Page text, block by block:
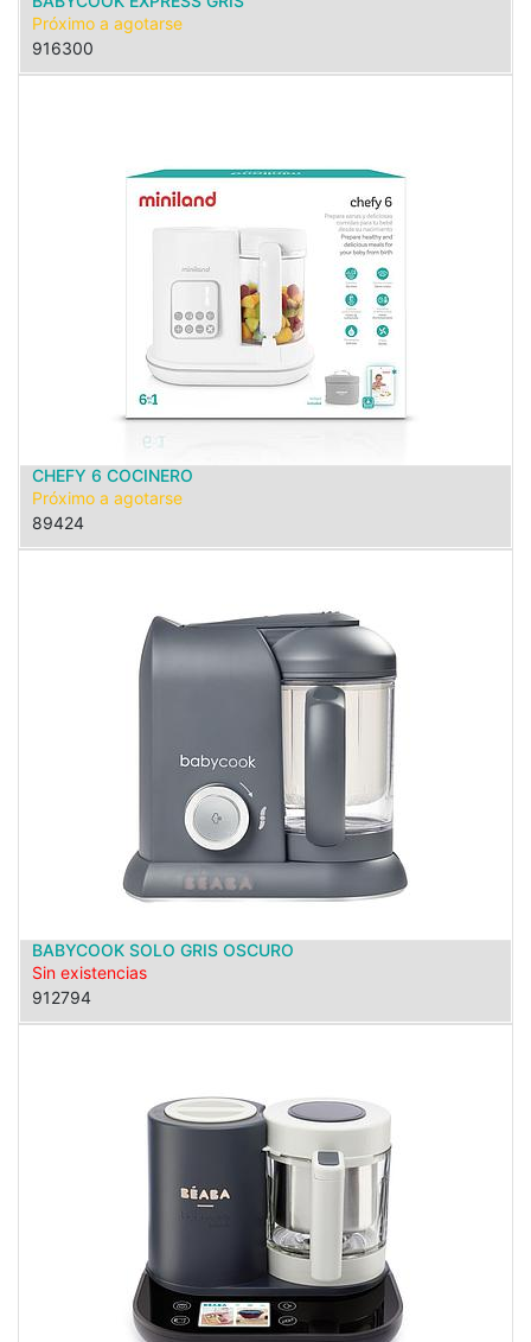
Próximo a agotarse
916300
CHEFY 6 COCINERO
Próximo a agotarse
89424
BABYCOOK SOLO GRIS OSCURO
Sin existencias
912794